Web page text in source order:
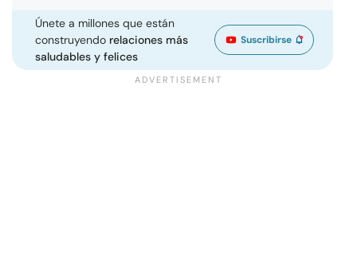
Únete a millones que están
construyendo relaciones más
saludables y felices
Suscribirse